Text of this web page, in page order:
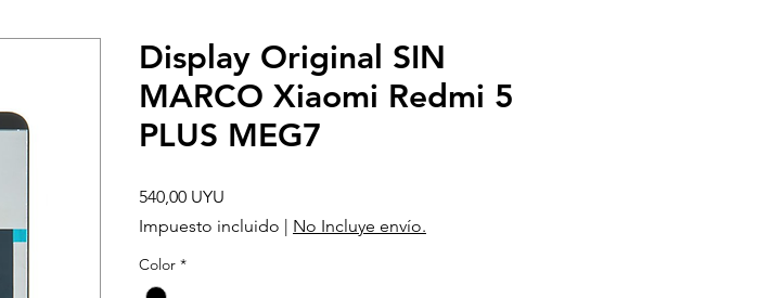
Display Original SIN
MARCO Xiaomi Redmi 5
PLUS MEG7
540,00 UYU
Impuesto incluido | No Incluye envío.
Color *